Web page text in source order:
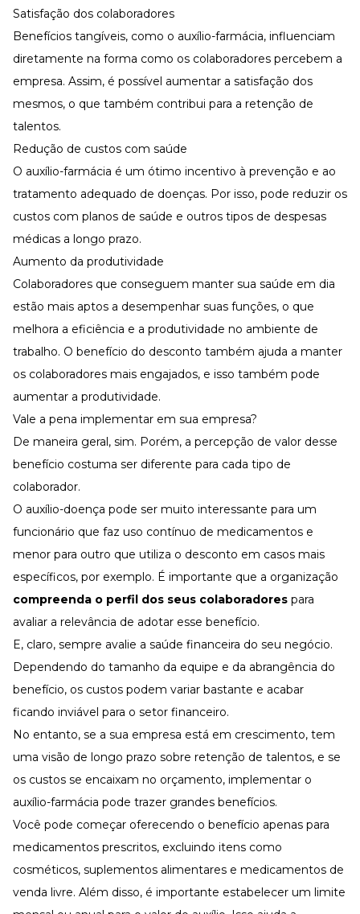
Satisfação dos colaboradores
Benefícios tangíveis, como o auxílio-farmácia, influenciam
diretamente na forma como os colaboradores percebem a
empresa. Assim, é possível aumentar a satisfação dos
mesmos, o que também contribui para a retenção de
talentos.
Redução de custos com saúde
O auxílio-farmácia é um ótimo incentivo à prevenção e ao
tratamento adequado de doenças. Por isso, pode reduzir os
custos com planos de saúde e outros tipos de despesas
médicas a longo prazo.
Aumento da produtividade
Colaboradores que conseguem manter sua saúde em dia
estão mais aptos a desempenhar suas funções, o que
melhora a eficiência e a produtividade no ambiente de
trabalho. O benefício do desconto também ajuda a manter
os colaboradores mais engajados, e isso também pode
aumentar a produtividade.
Vale a pena implementar em sua empresa?
De maneira geral, sim. Porém, a percepção de valor desse
benefício costuma ser diferente para cada tipo de
colaborador.
O auxílio-doença pode ser muito interessante para um
funcionário que faz uso contínuo de medicamentos e
menor para outro que utiliza o desconto em casos mais
específicos, por exemplo. É importante que a organização
compreenda o perfil dos seus colaboradores para
avaliar a relevância de adotar esse benefício.
E, claro, sempre avalie a saúde financeira do seu negócio.
Dependendo do tamanho da equipe e da abrangência do
benefício, os custos podem variar bastante e acabar
ficando inviável para o setor financeiro.
No entanto, se a sua empresa está em crescimento, tem
uma visão de longo prazo sobre retenção de talentos, e se
os custos se encaixam no orçamento, implementar o
auxílio-farmácia pode trazer grandes benefícios.
Você pode começar oferecendo o benefício apenas para
medicamentos prescritos, excluindo itens como
cosméticos, suplementos alimentares e medicamentos de
venda livre. Além disso, é importante estabelecer um limite